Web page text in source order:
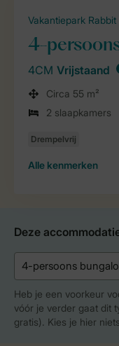
Vakantiepark Rabbit
4-
4CM Vrijstaand
Circa 55 m²
2 slaapkamers
Alle kenmerken
Deze
Heb je een voorkeur
vóór je verder gaat dit
gratis). Kies je hier